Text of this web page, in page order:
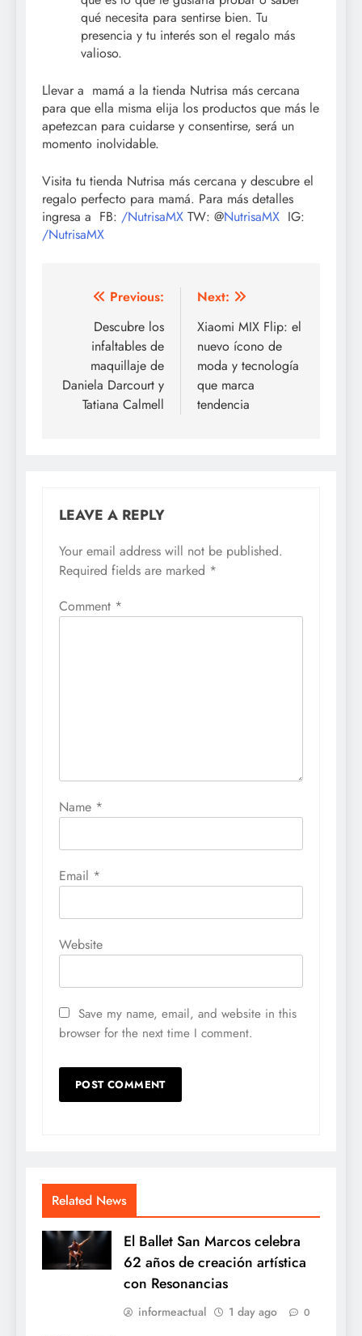
qué necesita para sentirse bien. Tu
presencia y tu interés son el regalo más
valioso.
Llevar a mamá a la tienda Nutrisa más cercana
para que ella misma elija los productos que más le
apetezcan para cuidarse y consentirse, será un
momento inolvidable.
Visita tu tienda Nutrisa más cercana y descubre el
regalo perfecto para mamá. Para más detalles
ingresa a FB: /NutrisaMX TW: @NutrisaMX IG:
/NutrisaMX
Post
navigation
Previous:
Descubre los
infaltables de
maquillaje de
Daniela Darcourt y
Tatiana Calmell
Next:
Xiaomi MIX Flip: el
nuevo ícono de
moda y tecnología
que marca
tendencia
LEAVE A REPLY
Your email address will not be published.
Required fields are marked *
Comment *
Name *
Email *
Website
Save my name, email, and website in this
browser for the next time I comment.
Related News
El Ballet San Marcos celebra
62 años de creación artística
con Resonancias
informeactual 1 day ago 0